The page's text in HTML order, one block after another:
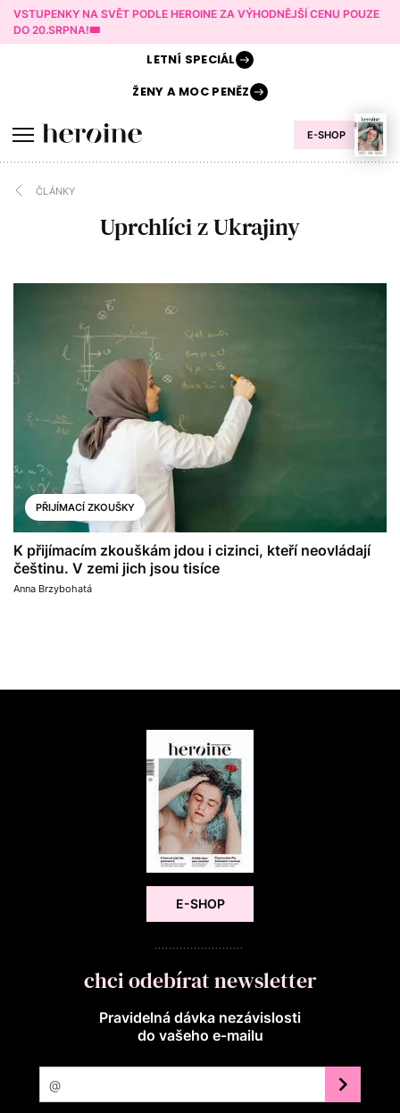
VSTUPENKY NA SVĚT PODLE HEROINE ZA VÝHODNĚJŠÍ CENU POUZE
DO 20.SRPNA!🎟️
E-SHOP
LETNÍ SPECIÁL
ŽENY AMOC PENĚZ
ČLÁNKY
Uprchlíci z Ukrajiny
PŘIJÍMACÍ ZKOUŠKY
K přijímacím zkouškám jdou i cizinci, kteří neovládají
češtinu. V zemi jich jsou tisíce
Anna Brzybohatá
E-SHOP
chci odebírat newsletter
Pravidelná dávka nezávislosti
do vašeho e‑mailu